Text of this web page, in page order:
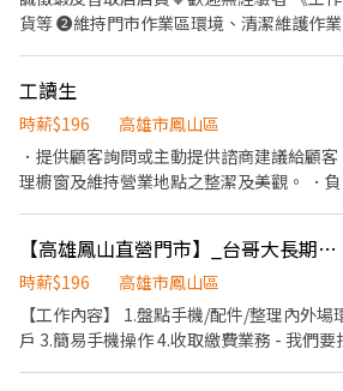
貨等 ❷維持門市作業區環境、清潔維護作
⌁⌁⌁⋆᷆♡⃘̎ ⭐️早班：07:00-12:00（可調整上班
預計排班3-5小時） ⭐️晚班：17:30-22:30 ⭐️
週排班約3～4天 🧡六日至少配合一天排
⋆⌁⌁⌁❤⌁⌁⌁⋆᷆♡⃘̎ ⋆⌁⌁⌁❤⌁⌁⌁⋆᷆♡⃘̎
工讀生
時薪$196
高雄市鳳山區
．提供顧客詢問或主動提供諮商建議給顧
理櫥窗及維持營業地點之整潔及美觀。 ．
【高雄鳳山直營門市】_台哥大長期時薪人員📲
時薪$196
高雄市鳳山區
【工作內容】 1.盤點手機/配件/整理內外
戶 3.簡易手機操作 4.收取繳費業務 - 我們